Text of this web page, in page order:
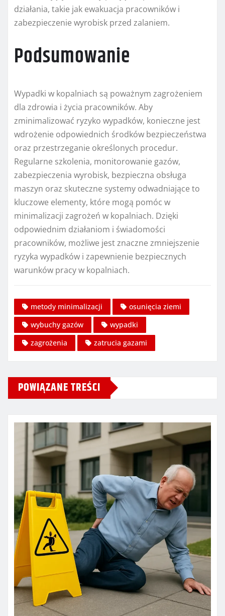
działania, takie jak ewakuacja pracowników i
zabezpieczenie wyrobisk przed zalaniem.
Podsumowanie
Wypadki w kopalniach są poważnym zagrożeniem
dla zdrowia i życia pracowników. Aby
zminimalizować ryzyko wypadków, konieczne jest
wdrożenie odpowiednich środków bezpieczeństwa
oraz przestrzeganie określonych procedur.
Regularne szkolenia, monitorowanie gazów,
zabezpieczenia wyrobisk, bezpieczna obsługa
maszyn oraz skuteczne systemy odwadniające to
kluczowe elementy, które mogą pomóc w
minimalizacji zagrożeń w kopalniach. Dzięki
odpowiednim działaniom i świadomości
pracowników, możliwe jest znaczne zmniejszenie
ryzyka wypadków i zapewnienie bezpiecznych
warunków pracy w kopalniach.
metody minimalizacji
osunięcia ziemi
wybuchy gazów
wypadki
zagrożenia
zatrucia gazami
POWIĄZANE TREŚCI